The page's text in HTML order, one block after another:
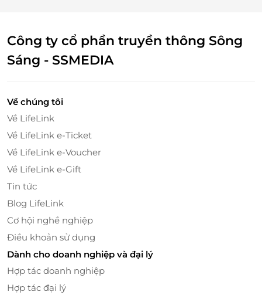
Market đó là sự kết hợp tuyệt vời giao thoa ẩm thực
của người Thái và người Việt, mang đến những cảm
xúc thăng hoa, trải nghiệm tuyệt vời cho Quý khách
Bật Mí Các Món "Must Try"
Thai Market với slogan “Delicious food cooked with
lots of love and care”, hứa hẹn mang đến cho quý
Công ty cổ phần truyền thông Sông
Sáng - SSMEDIA
Về chúng tôi
Về LifeLink
Về LifeLink e-Ticket
Về LifeLink e-Voucher
Về LifeLink e-Gift
Tin tức
Blog LifeLink
Cơ hội nghề nghiệp
Điều khoản sử dụng
Dành cho doanh nghiệp và đại lý
Hợp tác doanh nghiệp
Hợp tác đại lý